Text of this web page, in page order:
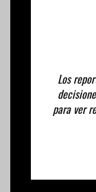
Los
para ver